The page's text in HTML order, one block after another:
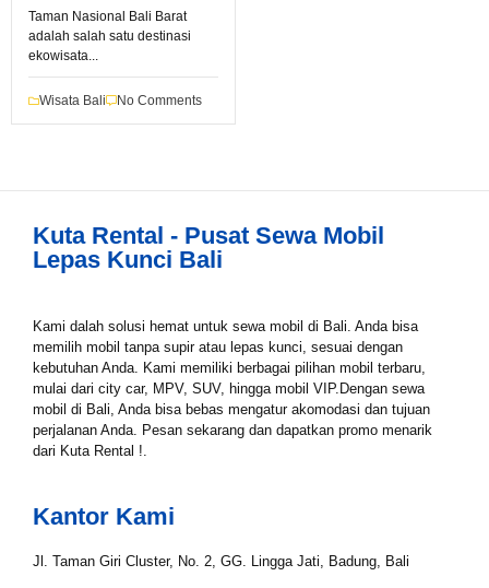
Taman Nasional Bali Barat
adalah salah satu destinasi
ekowisata...
Wisata Bali No Comments
Kuta Rental - Pusat Sewa Mobil
Lepas Kunci Bali
Kami dalah solusi hemat untuk sewa mobil di Bali. Anda bisa
memilih mobil tanpa supir atau lepas kunci, sesuai dengan
kebutuhan Anda. Kami memiliki berbagai pilihan mobil terbaru,
mulai dari city car, MPV, SUV, hingga mobil VIP.Dengan sewa
mobil di Bali, Anda bisa bebas mengatur akomodasi dan tujuan
perjalanan Anda. Pesan sekarang dan dapatkan promo menarik
dari Kuta Rental !.
Tipe Sewa*
Tgl Mulai*
Tgl Selesai*
Email*
WhatsApp*
Kantor Kami
Jl. Taman Giri Cluster, No. 2, GG. Lingga Jati, Badung, Bali